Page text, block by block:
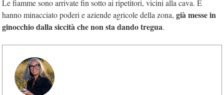
Le fiamme sono arrivate fin sotto ai ripetitori, vicini alla cava. E
hanno minacciato poderi e aziende agricole della zona, già messe in
ginocchio dalla siccità che non sta dando tregua.